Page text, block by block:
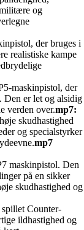
og
der bruges i
realistiske kampe
maskinpistol, der
Den er let og alsidig
verden over.mp7:
skudhastighed
og specialstyrker
mp7
maskinpistol. Den
på en sikker
skudhastighed og
Counter-
ildhastighed og